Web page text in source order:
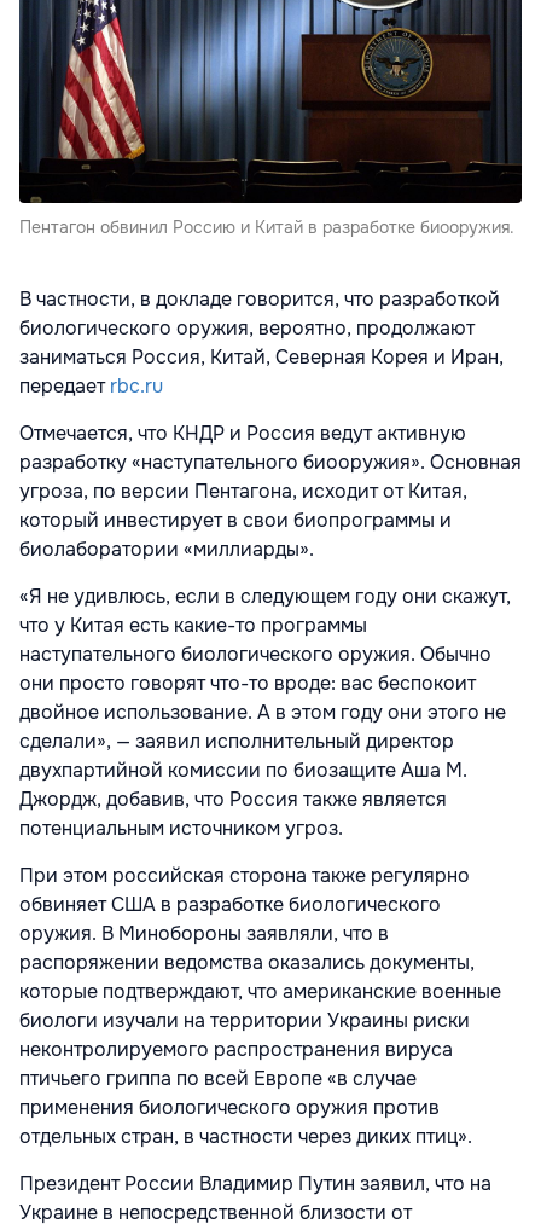
Пентагон обвинил Россию и Китай в разработке биооружия.
В частности, в докладе говорится, что разработкой
биологического оружия, вероятно, продолжают
заниматься Россия, Китай, Северная Корея и Иран,
передаетrbc.ru
Отмечается, что КНДР и Россия ведут активную
разработку «наступательного биооружия». Основная
угроза, по версии Пентагона, исходит от Китая,
который инвестирует в свои биопрограммы и
биолаборатории «миллиарды».
«Я не удивлюсь, если в следующем году они скажут,
что у Китая есть какие-то программы
наступательного биологического оружия. Обычно
они просто говорят что-то вроде: вас беспокоит
двойное использование. А в этом году они этого не
сделали», — заявил исполнительный директор
двухпартийной комиссии по биозащите Аша М.
Джордж, добавив, что Россия также является
потенциальным источником угроз.
При этом российская сторона также регулярно
обвиняет США в разработке биологического
оружия. В Минобороны заявляли, что в
распоряжении ведомства оказались документы,
которые подтверждают, что американские военные
биологи изучали на территории Украины риски
неконтролируемого распространения вируса
птичьего гриппа по всей Европе «в случае
применения биологического оружия против
отдельных стран, в частности через диких птиц».
Президент России Владимир Путин заявил, что на
Украине в непосредственной близости от